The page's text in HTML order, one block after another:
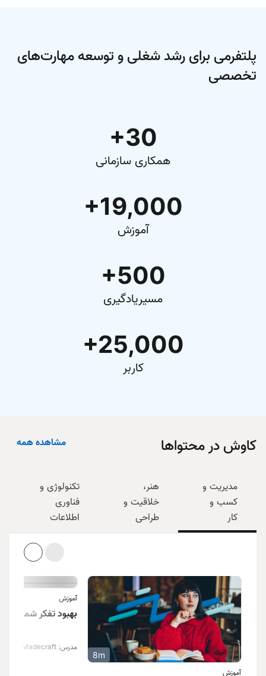
پلتفرمی برای رشد شغلی و توسعه مهارت‌های
تخصصی
+30
همکاری سازمانی
+19,000
آموزش
+500
مسیریادگیری
+25,000
کاربر
کاوش در محتواها مشاهده همه
مدیریت و
کسب و
کار
هنر،
خلاقیت و
طراحی
تکنولوژی و
فناوری
اطلاعات
8m
آموزش
آموزش
بهبود تفکر شما
مدرس: Alyssa Lowery,Madecraft